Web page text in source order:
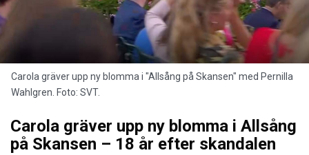
Carola gräver upp ny blomma i "Allsång på Skansen" med Pernilla
Wahlgren. Foto: SVT.
Carola gräver upp ny blomma i Allsång
på Skansen – 18 år efter skandalen